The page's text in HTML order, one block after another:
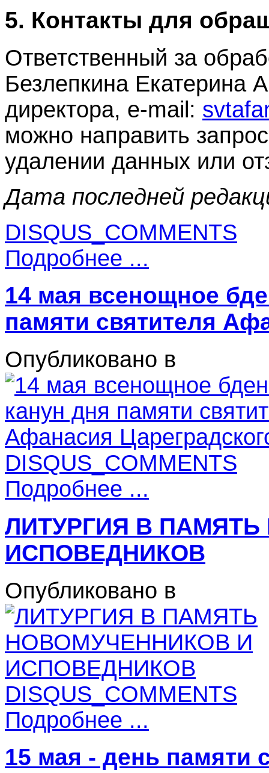
5. Контакты для
Ответственный за
Безлепкина Екатерина
директора, e‑mail:
можно направить
удалении данных или
Дата последней
DISQUS_COMMENTS
Подробнее ...
14 мая всенощное
памяти святителя
Опубликовано в
DISQUS_COMMENTS
Подробнее ...
ЛИТУРГИЯ В
ИСПОВЕДНИКОВ
Опубликовано в
DISQUS_COMMENTS
Подробнее ...
15 мая - день памяти